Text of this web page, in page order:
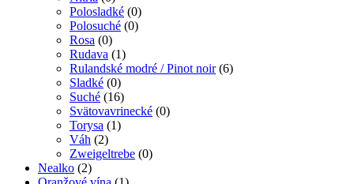
Polosladké (0)
Polosuché (0)
Rosa (0)
Rudava (1)
Rulandské modré / Pinot noir (6)
Sladké (0)
Suché (16)
Svätovavrinecké (0)
Torysa (1)
Váh (2)
Zweigeltrebe (0)
Nealko (2)